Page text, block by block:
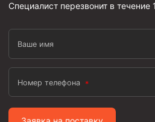
Специалист перезвонит в
Ваше имя
Номер телефона